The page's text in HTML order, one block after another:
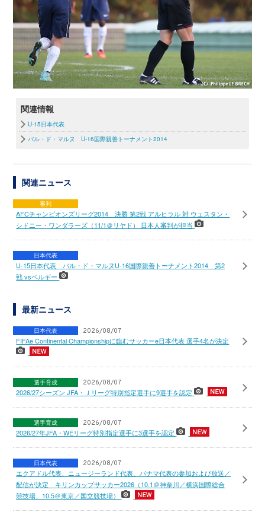
関連情報
U-15日本代表
バル・ド・マルヌ U-16国際親善トーナメント2014
関連ニュース
審判
AFCチャンピオンズリーグ2014 決勝 第2戦 アルヒラル 対 ウェスタン・
シドニー・ワンダラーズ（11/1＠リヤド） 日本人審判が担当
日本代表
U-15日本代表 バル・ド・マルヌU-16国際親善トーナメント2014 第2
戦 vsベルギー
最新ニュース
日本代表 2026/08/07
FIFAe Continental Championshipに臨むサッカーe日本代表 選手4名が決定
選手育成 2026/08/07
2026/27シーズン JFA・Ｊリーグ特別指定選手に9選手を認定
選手育成 2026/08/07
2026/27年JFA・WEリーグ特別指定選手に3選手を認定
日本代表 2026/08/07
エクアドル代表、ニュージーランド代表、パナマ代表の参加および放送／
配信が決定 キリンカップサッカー2026（10.1＠神奈川／横浜国際総合
競技場、10.5＠東京／国立競技場）